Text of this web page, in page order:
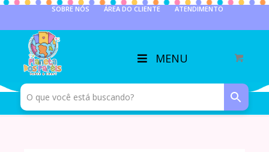
SOBRE NÓS ÁREA DO CLIENTE ATENDIMENTO
MENU